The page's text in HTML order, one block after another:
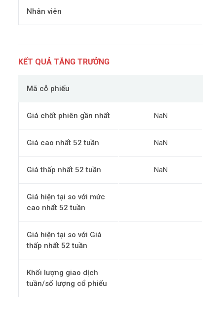
Nhân viên
KẾT QUẢ TĂNG TRƯỞNG
Mã cỗ phiếu
Giá chốt phiên gần nhất NaN
Giá cao nhất 52 tuần NaN
Giá thấp nhất 52 tuần NaN
Giá hiện tại so với mức
cao nhất 52 tuần
Giá hiện tại so với Giá
thấp nhất 52 tuần
Khối lượng giao dịch
tuần/số lượng cổ phiếu